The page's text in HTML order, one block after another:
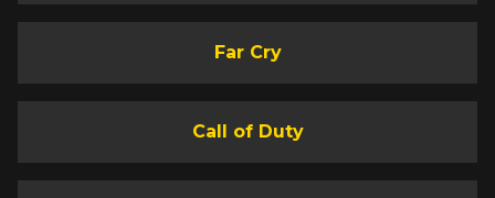
Far Cry
Call of Duty